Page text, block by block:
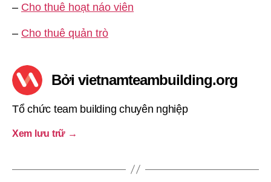
– Cho thuê hoạt náo viên
– Cho thuê quản trò
Bởi vietnamteambuilding.org
Tổ chức team building chuyên nghiệp
Xem lưu trữ →